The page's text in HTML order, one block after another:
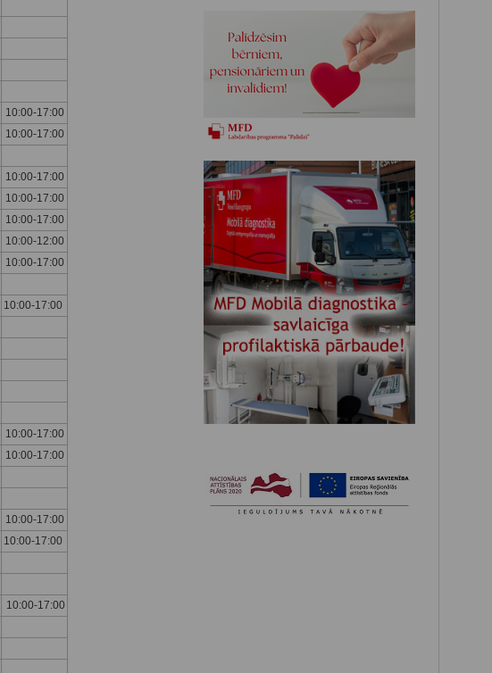
10:00-17:00
10:00-17:00
10:00-17:00
10:00-17:00
10:00-17:00
10:00-12:00
10:00-17:00
10:00-17:00
10:00-17:00
10:00-17:00
10:00-17:00
10:00-17:00
10:00-17:00